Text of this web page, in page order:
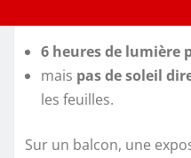
6 heures de lumière
mais pas de soleil
les feuilles.
Sur un balcon, une